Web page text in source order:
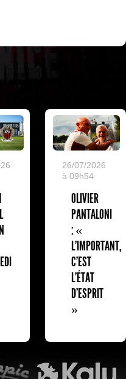
26/07/2026
à 09h54
OLIVIER
PANTALONI
: «
L'IMPORTANT,
C'EST
L'ÉTAT
D'ESPRIT
»